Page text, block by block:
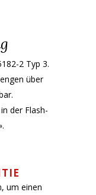
2 Typ 3.
über
der Flash-
um einen